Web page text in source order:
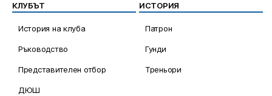
КЛУБЪТ
История на клуба
Ръководство
Представителен отбор
ДЮШ
ИСТОРИЯ
Патрон
Гунди
Треньори